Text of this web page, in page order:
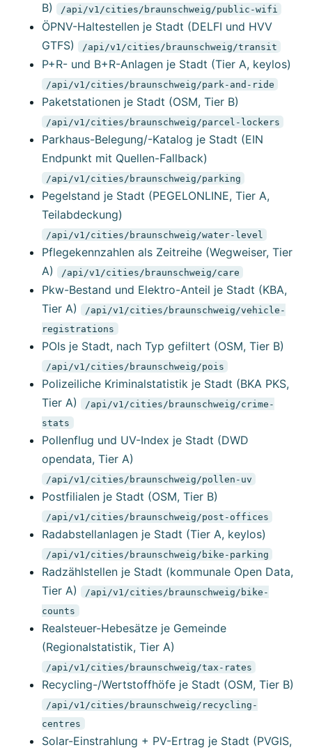
B)
/api/v1/cities/braunschweig/public-wifi
ÖPNV-Haltestellen je Stadt (DELFI und HVV
GTFS)
/api/v1/cities/braunschweig/transit
P+R- und B+R-Anlagen je Stadt (Tier A, keylos)
/api/v1/cities/braunschweig/park-and-ride
Paketstationen je Stadt (OSM, Tier B)
/api/v1/cities/braunschweig/parcel-lockers
Parkhaus-Belegung/-Katalog je Stadt (EIN
Endpunkt mit Quellen-Fallback)
/api/v1/cities/braunschweig/parking
Pegelstand je Stadt (PEGELONLINE, Tier A,
Teilabdeckung)
/api/v1/cities/braunschweig/water-level
Pflegekennzahlen als Zeitreihe (Wegweiser, Tier
A)
/api/v1/cities/braunschweig/care
Pkw-Bestand und Elektro-Anteil je Stadt (KBA,
Tier A)
/api/v1/cities/braunschweig/vehicle-
registrations
POIs je Stadt, nach Typ gefiltert (OSM, Tier B)
/api/v1/cities/braunschweig/pois
Polizeiliche Kriminalstatistik je Stadt (BKA PKS,
Tier A)
/api/v1/cities/braunschweig/crime-
stats
Pollenflug und UV-Index je Stadt (DWD
opendata, Tier A)
/api/v1/cities/braunschweig/pollen-uv
Postfilialen je Stadt (OSM, Tier B)
/api/v1/cities/braunschweig/post-offices
Radabstellanlagen je Stadt (Tier A, keylos)
/api/v1/cities/braunschweig/bike-parking
Radzählstellen je Stadt (kommunale Open Data,
Tier A)
/api/v1/cities/braunschweig/bike-
counts
Realsteuer-Hebesätze je Gemeinde
(Regionalstatistik, Tier A)
/api/v1/cities/braunschweig/tax-rates
Recycling-/Wertstoffhöfe je Stadt (OSM, Tier B)
/api/v1/cities/braunschweig/recycling-
centres
Solar-Einstrahlung + PV-Ertrag je Stadt (PVGIS,